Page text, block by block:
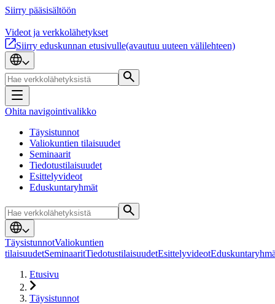
Siirry pääsisältöön
Videot ja verkkolähetykset
Siirry eduskunnan etusivulle(avautuu uuteen välilehteen)
Ohita navigointivalikko
Täysistunnot
Valiokuntien tilaisuudet
Seminaarit
Tiedotustilaisuudet
Esittelyvideot
Eduskuntaryhmät
TäysistunnotValiokuntien
tilaisuudetSeminaaritTiedotustilaisuudetEsittelyvideot
Etusivu
Täysistunnot